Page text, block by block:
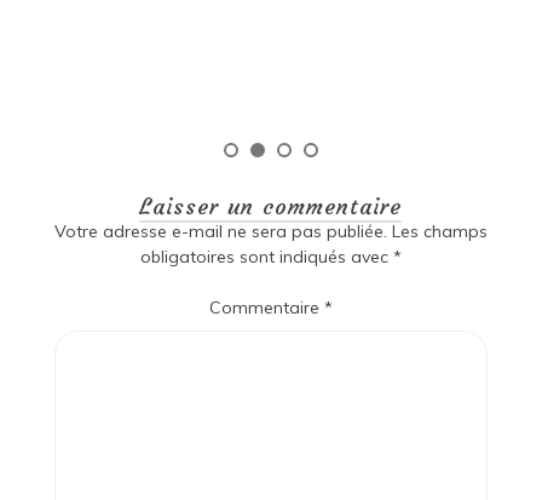
Laisser un commentaire
Votre adresse e-mail ne sera pas publiée. Les champs
obligatoires sont indiqués avec *
Commentaire *